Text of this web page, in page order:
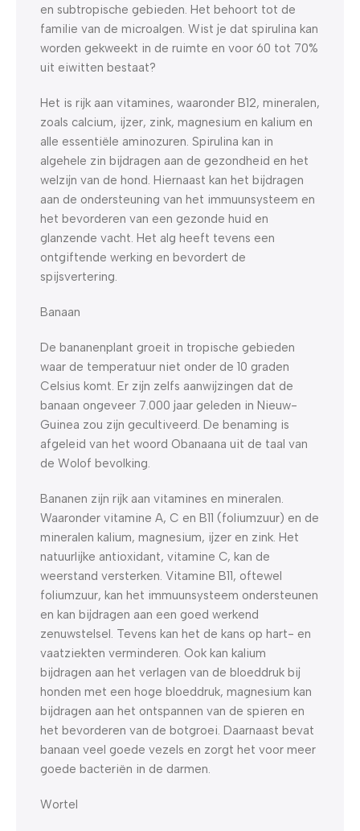
en subtropische gebieden. Het behoort tot de
familie van de microalgen. Wist je dat spirulina kan
worden gekweekt in de ruimte en voor 60 tot 70%
uit eiwitten bestaat?
Het is rijk aan vitamines, waaronder B12, mineralen,
zoals calcium, ijzer, zink, magnesium en kalium en
alle essentiële aminozuren. Spirulina kan in
algehele zin bijdragen aan de gezondheid en het
welzijn van de hond. Hiernaast kan het bijdragen
aan de ondersteuning van het immuunsysteem en
het bevorderen van een gezonde huid en
glanzende vacht. Het alg heeft tevens een
ontgiftende werking en bevordert de
spijsvertering.
Banaan
De bananenplant groeit in tropische gebieden
waar de temperatuur niet onder de 10 graden
Celsius komt. Er zijn zelfs aanwijzingen dat de
banaan ongeveer 7.000 jaar geleden in Nieuw-
Guinea zou zijn gecultiveerd. De benaming is
afgeleid van het woord Obanaana uit de taal van
de Wolof bevolking.
Bananen zijn rijk aan vitamines en mineralen.
Waaronder vitamine A, C en B11 (foliumzuur) en de
mineralen kalium, magnesium, ijzer en zink. Het
natuurlijke antioxidant, vitamine C, kan de
weerstand versterken. Vitamine B11, oftewel
foliumzuur, kan het immuunsysteem ondersteunen
en kan bijdragen aan een goed werkend
zenuwstelsel. Tevens kan het de kans op hart- en
vaatziekten verminderen. Ook kan kalium
bijdragen aan het verlagen van de bloeddruk bij
honden met een hoge bloeddruk, magnesium kan
bijdragen aan het ontspannen van de spieren en
het bevorderen van de botgroei. Daarnaast bevat
banaan veel goede vezels en zorgt het voor meer
goede bacteriën in de darmen.
Wortel